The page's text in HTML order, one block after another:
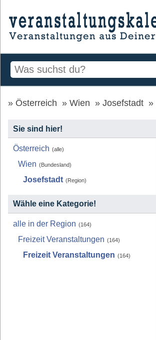
Österreich Wien Josefstadt
Sie sind hier!
Österreich (alle)
Wien (Bundesland)
Josefstadt (Region)
Wähle eine Kategorie!
alle in der Region (164)
Freizeit Veranstaltungen (164)
Freizeit Veranstaltungen (164)